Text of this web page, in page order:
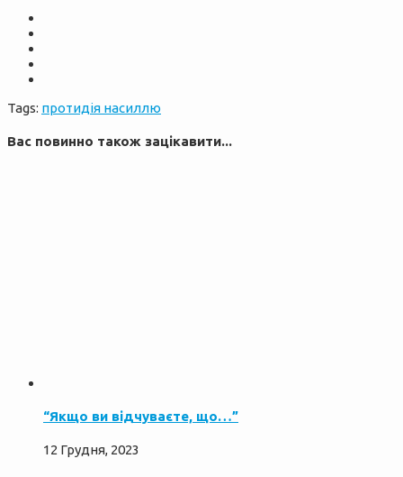
Tags: протидія насиллю
Вас повинно також зацікавити...
“Якщо ви відчуваєте, що…”
12 Грудня, 2023